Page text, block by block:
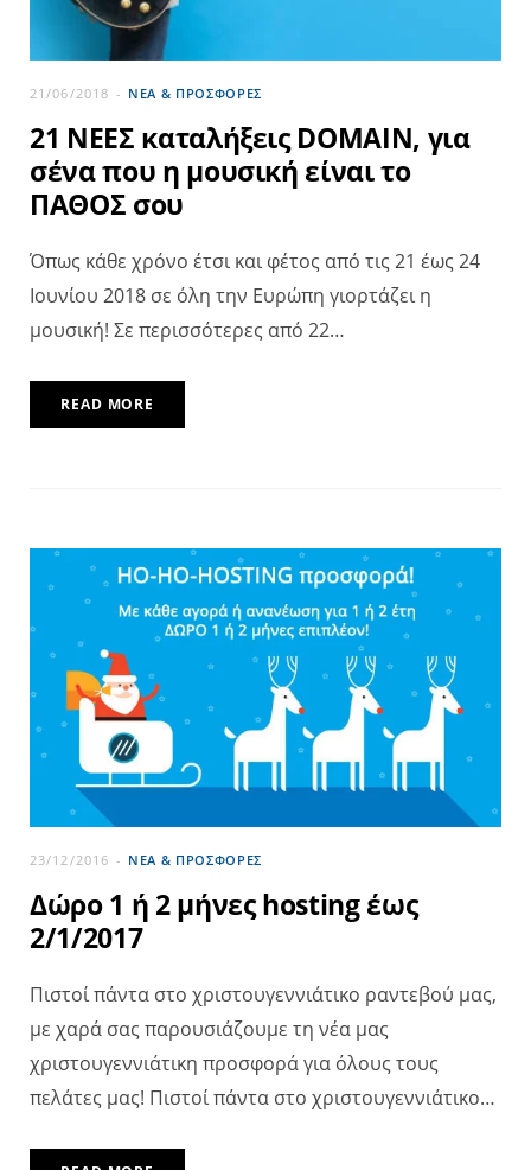
ΝΕΑ & ΠΡΟΣΦΟΡΕΣ
21/06/2018
21 ΝΕΕΣ καταλήξεις DOMAIN, για
σένα που η μουσική είναι το
ΠΑΘΟΣ σου
Όπως κάθε χρόνο έτσι και φέτος από τις 21 έως 24
Ιουνίου 2018 σε όλη την Ευρώπη γιορτάζει η
μουσική! Σε περισσότερες από 22…
READ MORE
ΝΕΑ & ΠΡΟΣΦΟΡΕΣ
23/12/2016
Δώρο 1 ή 2 μήνες hosting έως
2/1/2017
Πιστοί πάντα στο χριστουγεννιάτικο ραντεβού μας,
με χαρά σας παρουσιάζουμε τη νέα μας
χριστουγεννιάτικη προσφορά για όλους τους
πελάτες μας! Πιστοί πάντα στο χριστουγεννιάτικο…